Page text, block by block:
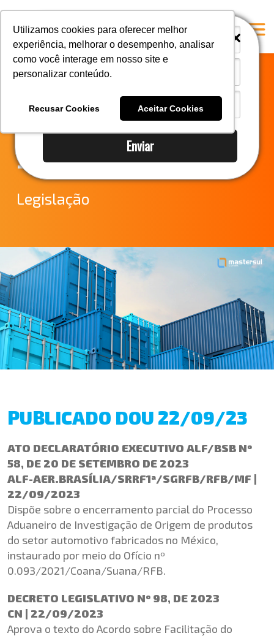
Enviar
Utilizamos cookies para oferecer melhor
experiência, melhorar o desempenho, analisar
como você interage em nosso site e
personalizar conteúdo.
Recusar Cookies Aceitar Cookies
i
i
A Mastersul
#35 (no title)
Blog
Notícias do
Comércio Exterior
– Semana 39
Legislação
PUBLICADO DOU 22/09/23
ATO DECLARATÓRIO EXECUTIVO ALF/BSB Nº
58, DE 20 DE SETEMBRO DE 2023
ALF-AER.BRASÍLIA/SRRF1ª/SGRFB/RFB/MF |
22/09/2023
Dispõe sobre o encerramento parcial do Processo
Aduaneiro de Investigação de Origem de produtos
do setor automotivo fabricados no México,
instaurado por meio do Ofício nº
0.093/2021/Coana/Suana/RFB.
DECRETO LEGISLATIVO Nº 98, DE 2023
CN | 22/09/2023
Aprova o texto do Acordo sobre Facilitação do